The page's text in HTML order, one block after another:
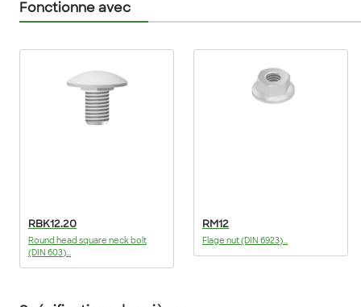
Fonctionne avec
RBK12.20
Round head square neck bolt
(DIN 603)...
RM12
Flage nut (DIN 6923)...